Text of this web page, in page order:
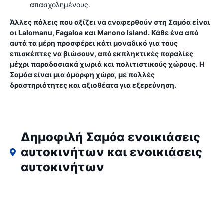
απασχολημένους.
Άλλες πόλεις που αξίζει να αναφερθούν στη Σαμόα είναι
οι Lalomanu, Fagaloa και Manono Island. Κάθε ένα από
αυτά τα μέρη προσφέρει κάτι μοναδικό για τους
επισκέπτες να βιώσουν, από εκπληκτικές παραλίες
μέχρι παραδοσιακά χωριά και πολιτιστικούς χώρους. Η
Σαμόα είναι μια όμορφη χώρα, με πολλές
δραστηριότητες και αξιοθέατα για εξερεύνηση.
Δημοφιλή Σαμόα ενοικιάσεις
αυτοκινήτων και ενοικιάσεις
αυτοκινήτων